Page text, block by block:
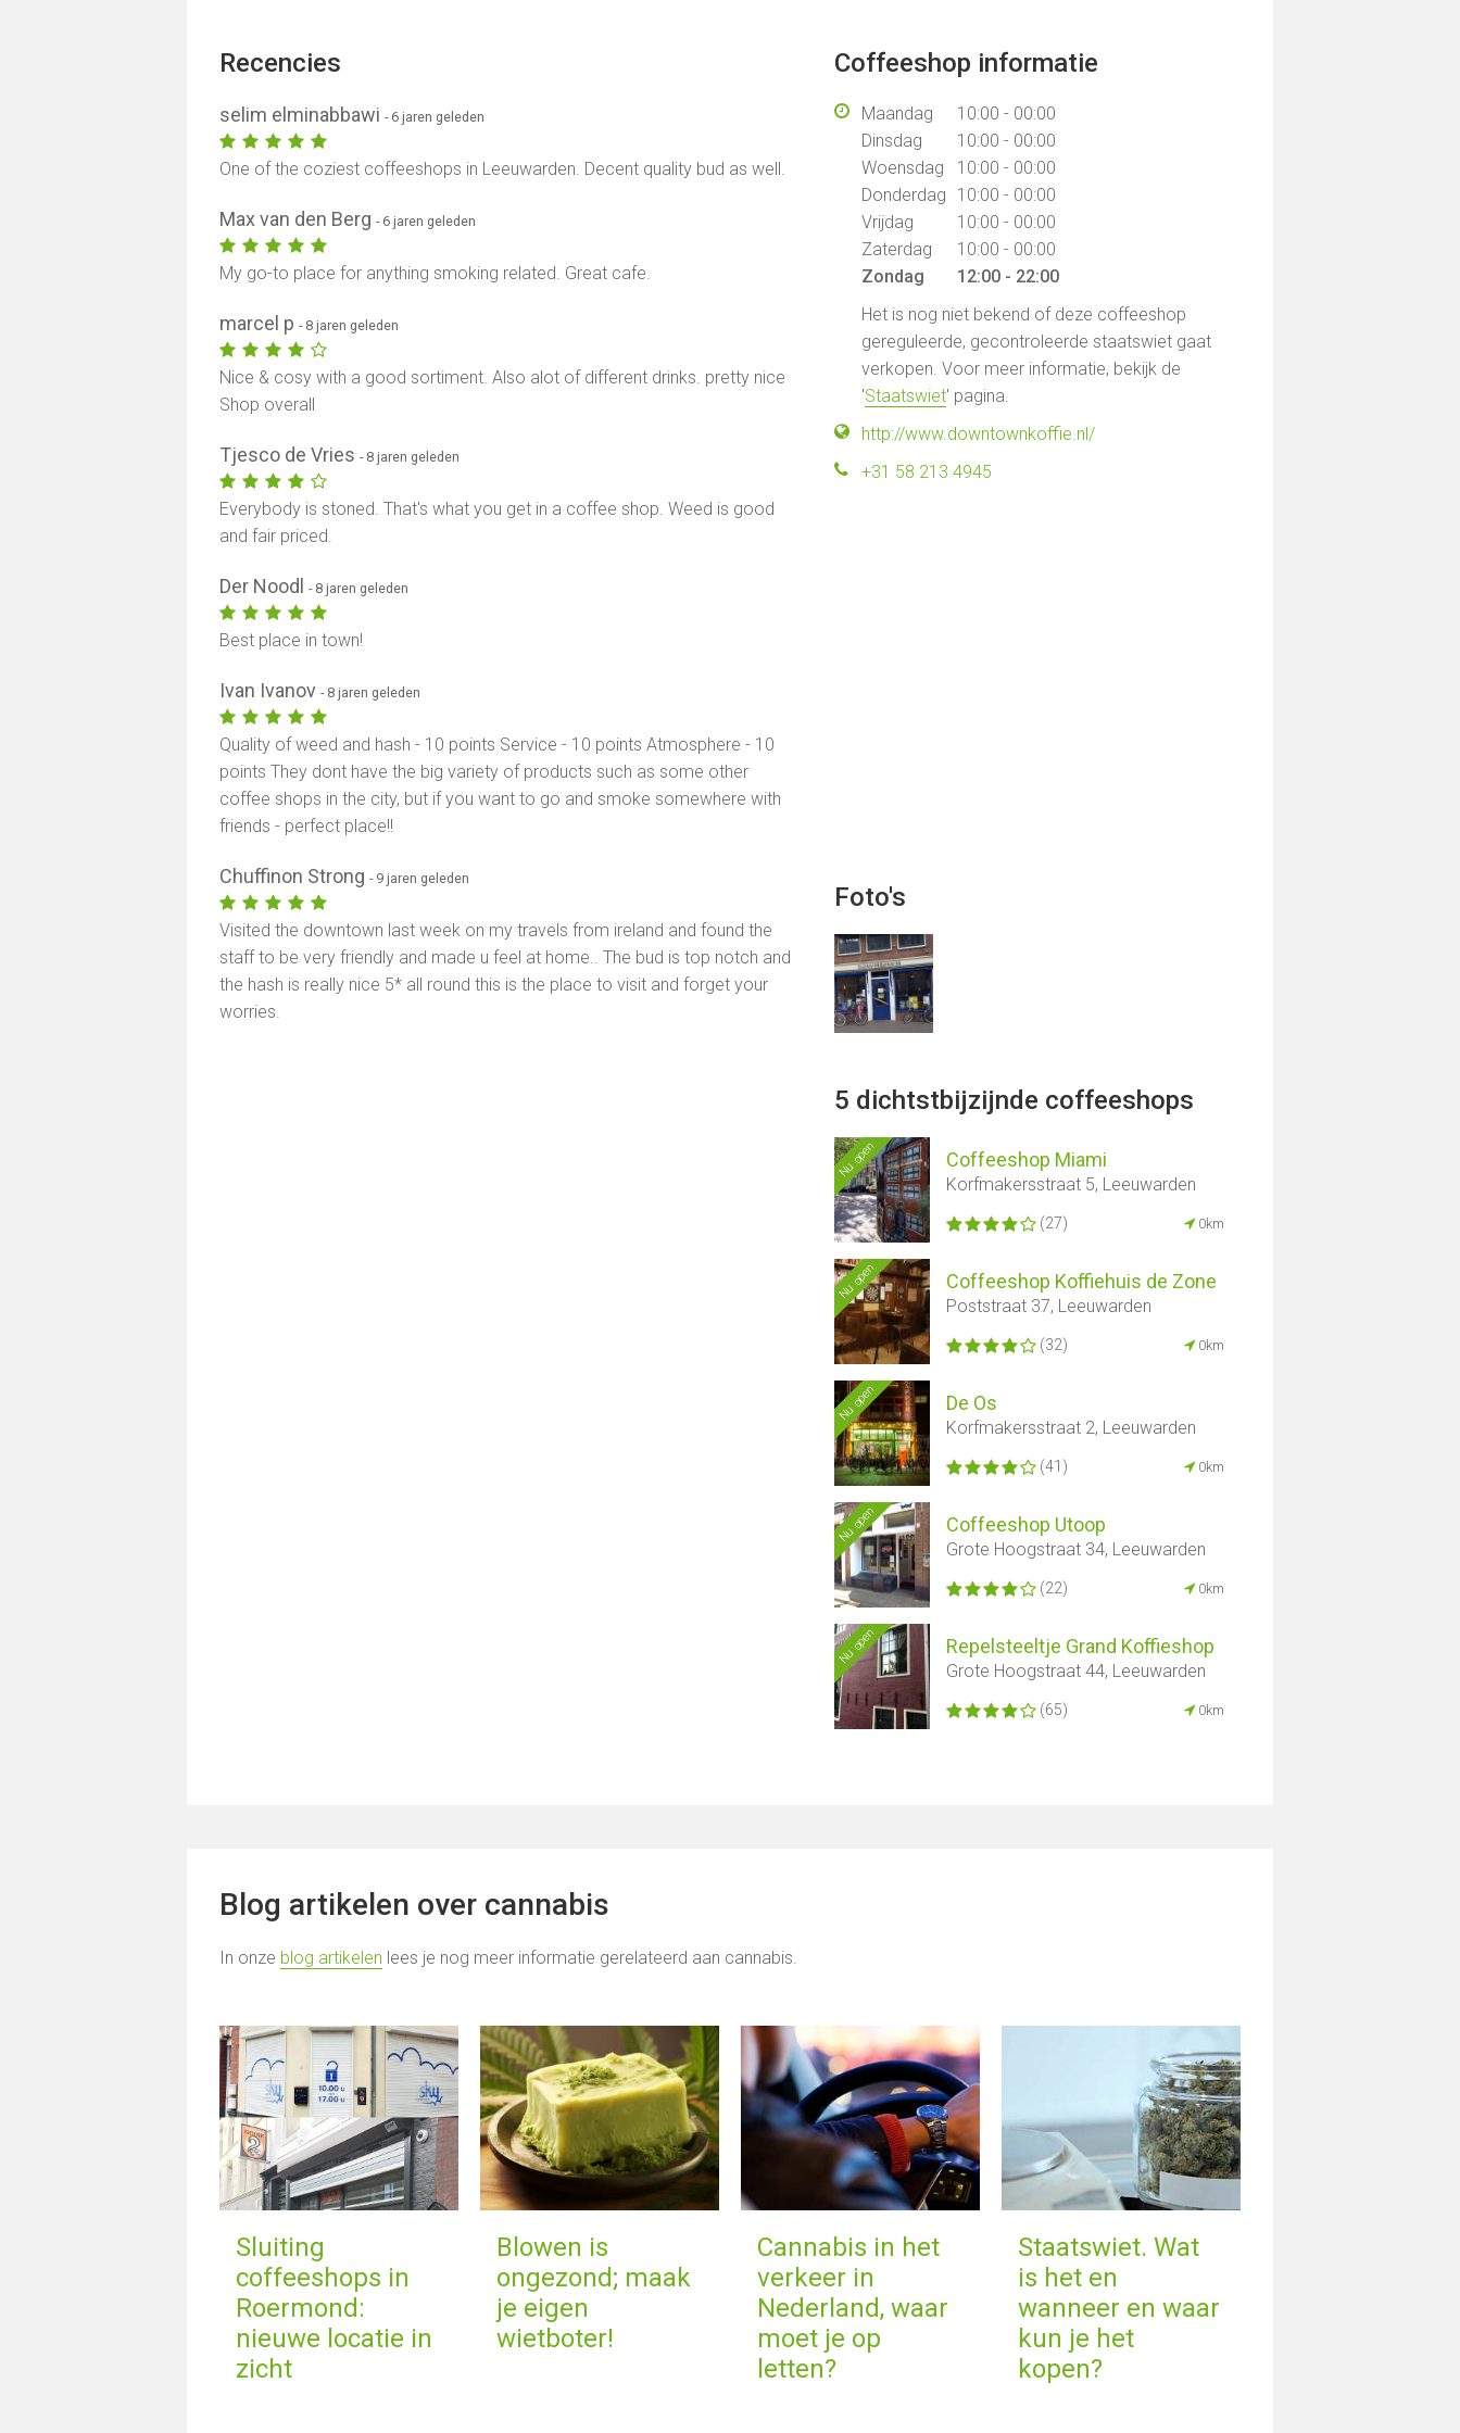
Coffeeshop informatie
Maandag
10:00 - 00:00
Dinsdag
10:00 - 00:00
Woensdag
10:00 - 00:00
Donderdag
10:00 - 00:00
Vrijdag
10:00 - 00:00
Zaterdag
10:00 - 00:00
Zondag
12:00 - 22:00
Het is nog niet bekend of deze coffeeshop
gereguleerde, gecontroleerde staatswiet gaat
verkopen. Voor meer informatie, bekijk de
'Staatswiet' pagina.
http://www.downtownkoffie.nl/
+31 58 213 4945
Foto's
5 dichtstbijzijnde coffeeshops
Nu open Coffeeshop Miami
Korfmakersstraat 5, Leeuwarden
(27) 0km
Nu open Coffeeshop Koffiehuis de Zone
Poststraat 37, Leeuwarden
(32) 0km
Nu open De Os
Korfmakersstraat 2, Leeuwarden
(41) 0km
Nu open Coffeeshop Utoop
Grote Hoogstraat 34, Leeuwarden
(22) 0km
Nu open Repelsteeltje Grand Koffieshop
Grote Hoogstraat 44, Leeuwarden
(65) 0km
Recencies
selim elminabbawi- 6 jaren geleden
One of the coziest coffeeshops in Leeuwarden. Decent quality bud as well.
Max van den Berg- 6 jaren geleden
My go-to place for anything smoking related. Great cafe.
marcel p- 8 jaren geleden
Nice & cosy with a good sortiment. Also alot of different drinks. pretty nice
Shop overall
Tjesco de Vries- 8 jaren geleden
Everybody is stoned. That's what you get in a coffee shop. Weed is good
and fair priced.
Der Noodl- 8 jaren geleden
Best place in town!
Ivan Ivanov- 8 jaren geleden
Quality of weed and hash - 10 points Service - 10 points Atmosphere - 10
points They dont have the big variety of products such as some other
coffee shops in the city, but if you want to go and smoke somewhere with
friends - perfect place!!
Chuffinon Strong- 9 jaren geleden
Visited the downtown last week on my travels from ireland and found the
staff to be very friendly and made u feel at home.. The bud is top notch and
the hash is really nice 5* all round this is the place to visit and forget your
worries.
Blog artikelen over cannabis
In onze blog artikelen lees je nog meer informatie gerelateerd aan cannabis.
Sluiting
coffeeshops in
Roermond:
nieuwe locatie in
zicht
Blowen is
ongezond; maak
je eigen
wietboter!
Cannabis in het
verkeer in
Nederland, waar
moet je op
letten?
Staatswiet. Wat
is het en
wanneer en waar
kun je het
kopen?